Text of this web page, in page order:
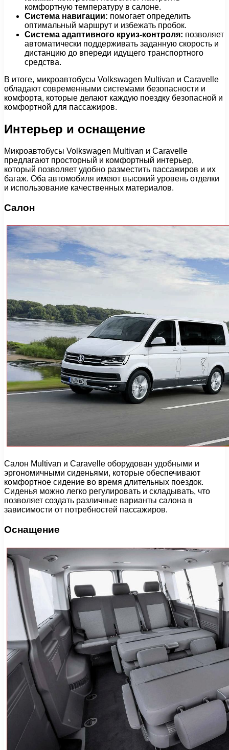
комфортную температуру в салоне.
Система навигации: помогает определить
оптимальный маршрут и избежать пробок.
Система адаптивного круиз-контроля: позволяет
автоматически поддерживать заданную скорость и
дистанцию до впереди идущего транспортного
средства.
В итоге, микроавтобусы Volkswagen Multivan и Caravelle
обладают современными системами безопасности и
комфорта, которые делают каждую поездку безопасной и
комфортной для пассажиров.
Интерьер и оснащение
Микроавтобусы Volkswagen Multivan и Caravelle
предлагают просторный и комфортный интерьер,
который позволяет удобно разместить пассажиров и их
багаж. Оба автомобиля имеют высокий уровень отделки
и использование качественных материалов.
Салон
Салон Multivan и Caravelle оборудован удобными и
эргономичными сиденьями, которые обеспечивают
комфортное сидение во время длительных поездок.
Сиденья можно легко регулировать и складывать, что
позволяет создать различные варианты салона в
зависимости от потребностей пассажиров.
Оснащение